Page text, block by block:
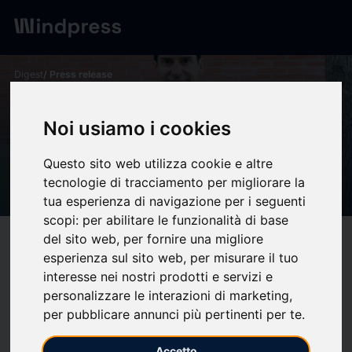
Noi usiamo i cookies
Questo sito web utilizza cookie e altre
tecnologie di tracciamento per migliorare la
tua esperienza di navigazione per i seguenti
scopi: per abilitare le funzionalità di base
del sito web, per fornire una migliore
esperienza sul sito web, per misurare il tuo
interesse nei nostri prodotti e servizi e
personalizzare le interazioni di marketing,
per pubblicare annunci più pertinenti per te.
Digest/ Press release
La UdL incorpora un
investigador ICREA
especialista en boví lleter
Compatibility help
(0)bookmark_borderupload Share
Àlex Bach. FOTO: Departament de Ciència Animal UdL
La Universitat de Lleida (UdL) ha incorporat recentment un nou